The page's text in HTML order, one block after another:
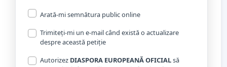
Arată-mi semnătura public online
Trimiteți-mi un e-mail când există o actualizare
despre această petiție
Autorizez DIASPORA EUROPEANĂ OFICIALsă